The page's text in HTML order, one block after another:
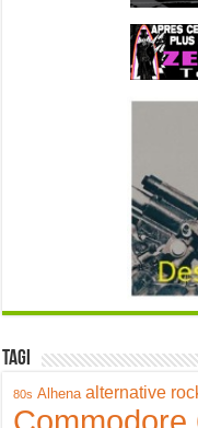
Tagi
80s Alhena alternative